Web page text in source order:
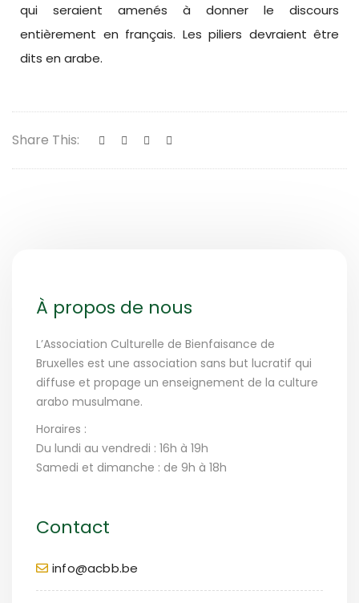
qui seraient amenés à donner le discours
entièrement en français. Les piliers devraient être
dits en arabe.
Share This:
À propos de nous
L’Association Culturelle de Bienfaisance de
Bruxelles est une association sans but lucratif qui
diffuse et propage un enseignement de la culture
arabo musulmane.
Horaires :
Du lundi au vendredi : 16h à 19h
Samedi et dimanche : de 9h à 18h
Contact
info@acbb.be